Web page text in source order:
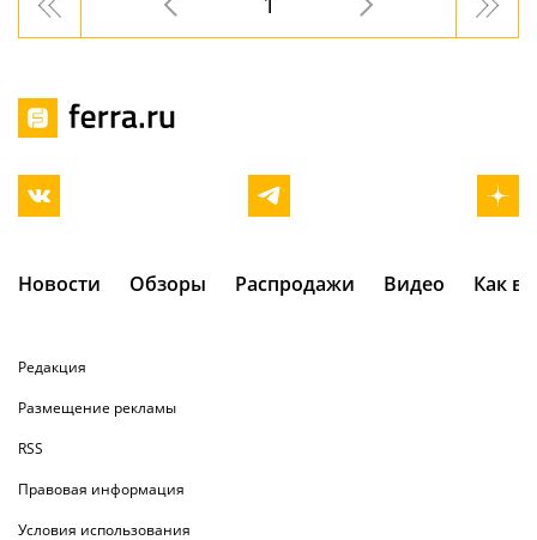
Новости Обзоры Распродажи Видео Как
Редакция
Размещение рекламы
RSS
Правовая информация
Условия использования